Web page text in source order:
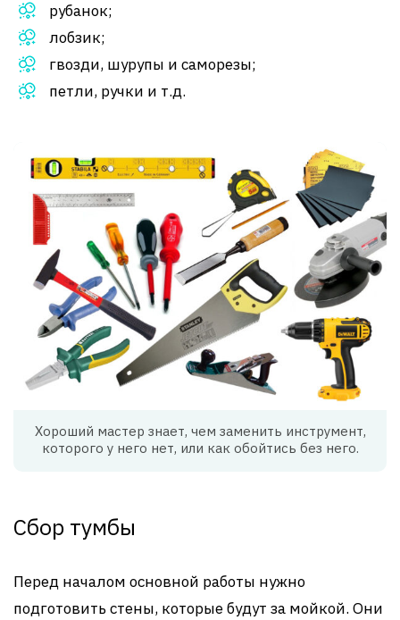
рубанок;
лобзик;
гвозди, шурупы и саморезы;
петли, ручки и т.д.
Хороший мастер знает, чем заменить инструмент,
которого у него нет, или как обойтись без него.
Сбор тумбы
Перед началом основной работы нужно
подготовить стены, которые будут за мойкой. Они